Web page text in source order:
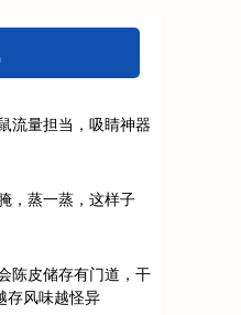
流量担当，吸睛神器
，蒸一蒸，这样子
陈皮储存有门道，干
存风味越怪异